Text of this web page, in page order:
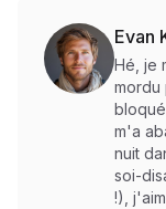
Evan
Hé, je
mordu
m'a
nuit
soi-
!),